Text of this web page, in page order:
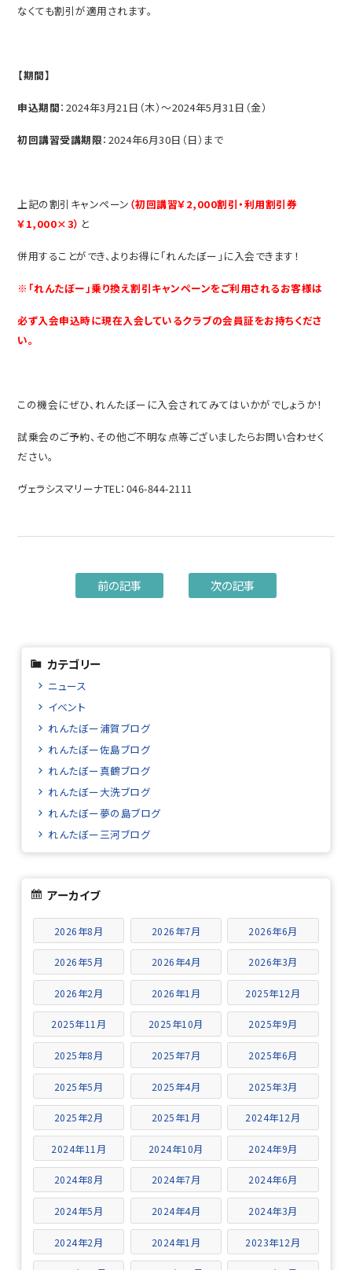
なくても割引が適用されます。
【期間】
申込期間：2024年3月21日（木）～2024年5月31日（金）
初回講習受講期限：2024年6月30日（日）まで
上記の割引キャンペーン （初回講習￥2,000割引・利用割引券
￥1,000×3） と
併用することができ、よりお得に「れんたぼー」に入会できます！
※「れんたぼー」乗り換え割引キャンペーンをご利用されるお客様は
必ず入会申込時に現在入会しているクラブの会員証をお持ちくださ
い。
この機会にぜひ、れんたぼーに入会されてみてはいかがでしょうか！
試乗会のご予約、その他ご不明な点等ございましたらお問い合わせく
ださい。
ヴェラシスマリーナTEL：046-844-2111
前の記事 次の記事
カテゴリー
ニュース
イベント
れんたぼー浦賀ブログ
れんたぼー佐島ブログ
れんたぼー真鶴ブログ
れんたぼー大洗ブログ
れんたぼー夢の島ブログ
れんたぼー三河ブログ
アーカイブ
2026年8月 2026年7月 2026年6月
2026年5月 2026年4月 2026年3月
2026年2月 2026年1月 2025年12月
2025年11月 2025年10月 2025年9月
2025年8月 2025年7月 2025年6月
2025年5月 2025年4月 2025年3月
2025年2月 2025年1月 2024年12月
2024年11月 2024年10月 2024年9月
2024年8月 2024年7月 2024年6月
2024年5月 2024年4月 2024年3月
2024年2月 2024年1月 2023年12月